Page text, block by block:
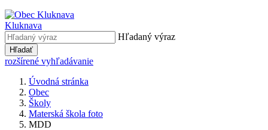
Kluknava
Hľadaný výraz
Hľadať
rozšírené vyhľadávanie
Úvodná stránka
Obec
Školy
Materská škola foto
MDD